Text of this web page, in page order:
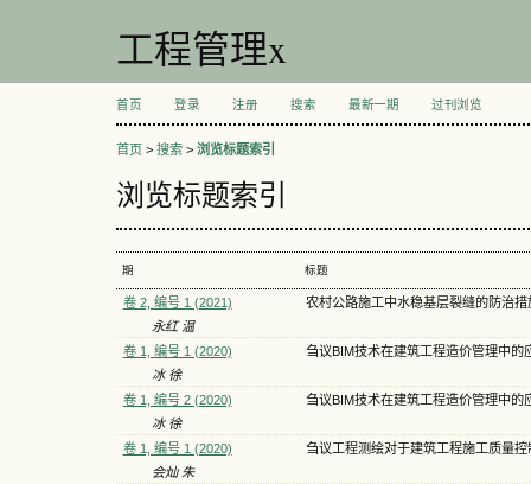
工程管理x
首页 登录 注册 搜索 最新一期 过刊浏览
首页 > 搜索 > 浏览标题索引
浏览标题索引
期 标题
卷 2, 编号 1 (2021)
农村公路施工中水稳基层裂缝的防治措
永红 温
卷 1, 编号 1 (2020)
刍议BIM技术在建筑工程造价管理中的
冰 徐
卷 1, 编号 2 (2020)
刍议BIM技术在建筑工程造价管理中的
冰 徐
卷 1, 编号 1 (2020)
刍议工程测绘对于建筑工程施工质量控
会灿 朱